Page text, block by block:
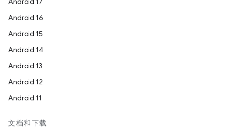
Android 16
Android 15
Android 14
Android 13
Android 12
Android 11
文档和下载